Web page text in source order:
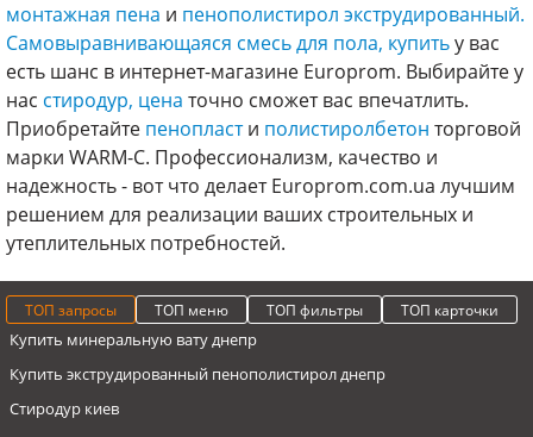
монтажная пена и пенополистирол экструдированный.
Самовыравнивающаяся смесь для пола, купитьу вас
есть шанс в интернет-магазине Europrom. Выбирайте у
нас стиродур, цена точно сможет вас впечатлить.
Приобретайте пенопласти полистиролбетон торговой
марки WARM-C. Профессионализм, качество и
надежность - вот что делает Europrom.com.ua лучшим
решением для реализации ваших строительных и
утеплительных потребностей.
ТОП запросы ТОП меню ТОП фильтры ТОП карточки
Купить минеральную вату днепр
Купить экструдированный пенополистирол днепр
Стиродур киев